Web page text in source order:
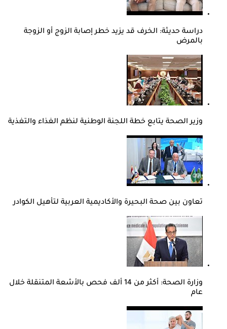
دراسة حديثة: الخرف قد يزيد خطر إصابة الزوج أو الزوجة
بالمرض
وزير الصحة يتابع خطة اللجنة الوطنية لنظم الغذاء والتغذية
تعاون بين صحة البحيرة والأكاديمية العربية لتأهيل الكوادر
وزارة الصحة: أكثر من 14 ألف فحص بالأشعة المتنقلة خلال
عام